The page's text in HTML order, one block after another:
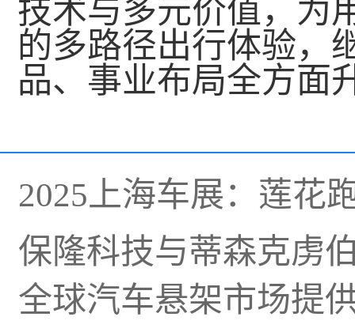
技术与多元价值，为
的多路径出行体验，
品、事业布局全方面
2025上海车展：莲花
保隆科技与蒂森克虏
全球汽车悬架市场提